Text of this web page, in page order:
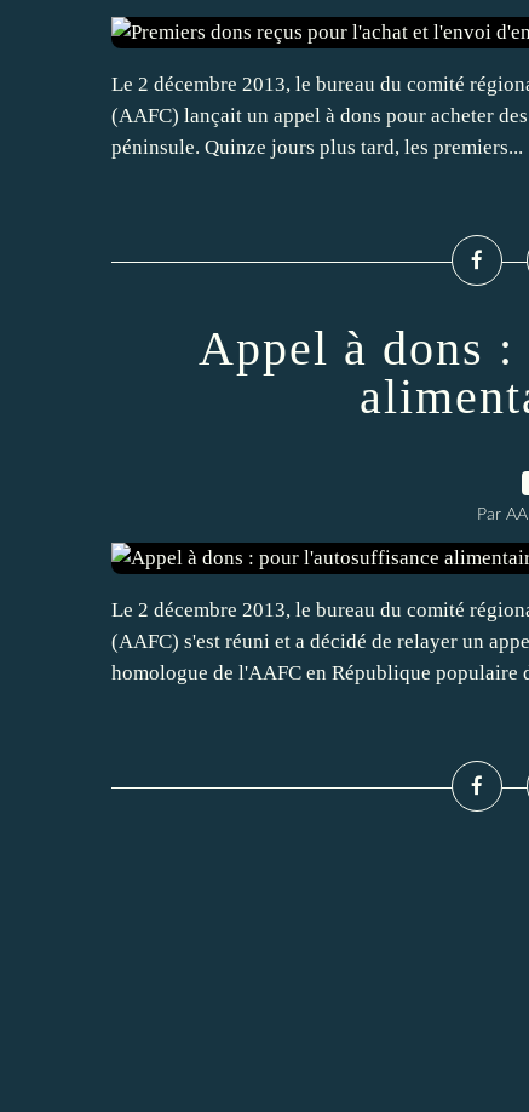
Le 2 décembre 2013, le bureau du comité
(AAFC) lançait un appel à dons pour acheter
péninsule. Quinze jours plus tard, les premiers...
Appel à dons
Par
Le 2 décembre 2013, le bureau du comité
(AAFC) s'est réuni et a décidé de relayer un
homologue de l'AAFC en République populaire